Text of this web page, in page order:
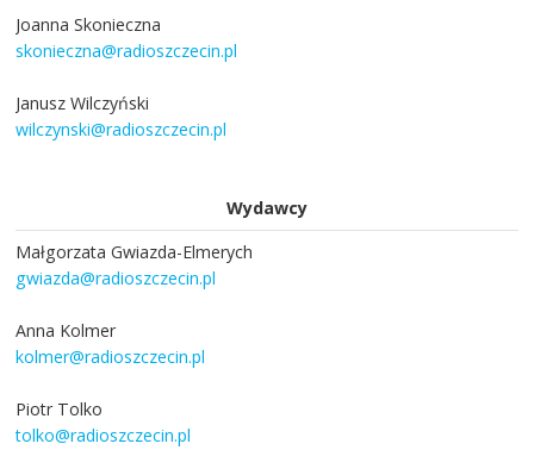
Joanna Skonieczna
skonieczna@radioszczecin.pl
Janusz Wilczyński
wilczynski@radioszczecin.pl
Wydawcy
Małgorzata Gwiazda-Elmerych
gwiazda@radioszczecin.pl
Anna Kolmer
kolmer@radioszczecin.pl
Piotr Tolko
tolko@radioszczecin.pl